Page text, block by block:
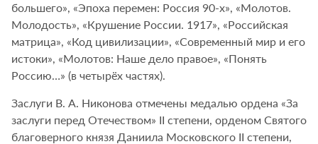
большего», «Эпоха перемен: Россия 90-х», «Молотов.
Молодость», «Крушение России. 1917», «Российская
матрица», «Код цивилизации», «Современный мир и его
истоки», «Молотов: Наше дело правое», «Понять
Россию…» (в четырёх частях).
Заслуги В. А. Никонова отмечены медалью ордена «За
заслуги перед Отечеством» II степени, орденом Святого
благоверного князя Даниила Московского II степени,